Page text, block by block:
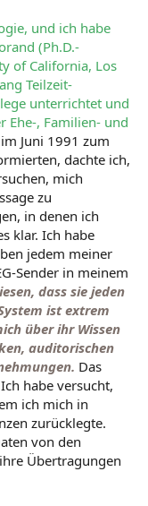
und ich habe
(Ph.D.-
of California, Los
Teilzeit-
unterrichtet und
Ehe-, Familien- und
Juni 1991 zum
dachte ich,
mich
zu
in denen ich
klar. Ich habe
jedem meiner
Sender in meinem
dass sie jeden
ist extrem
über ihr Wissen
auditorischen
Das
habe versucht,
ich mich in
zurücklegte.
von den
Übertragungen